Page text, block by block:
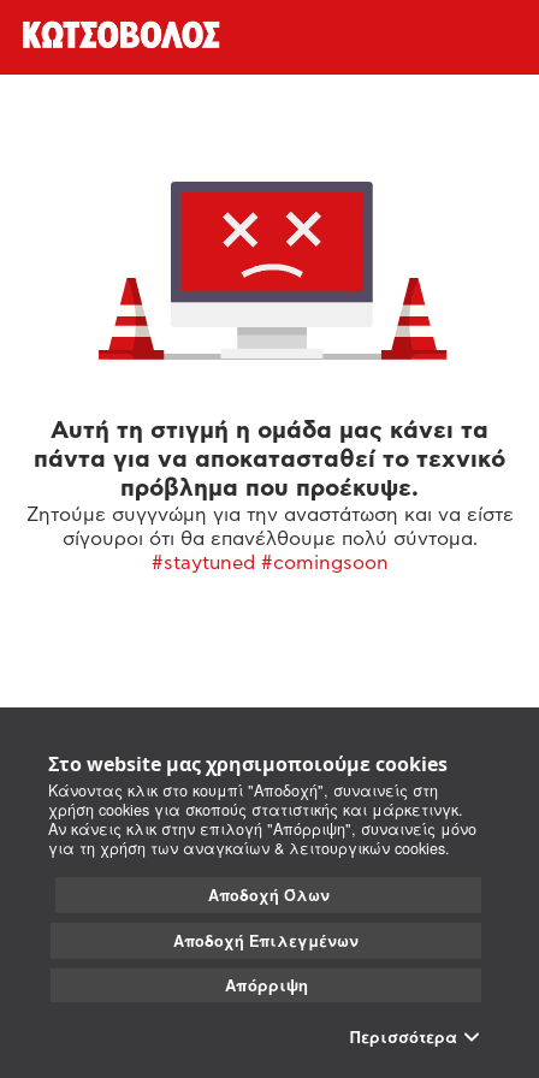
Στο website μας χρησιμοποιούμε cookies
Κάνοντας κλικ στο κουμπί "Αποδοχή", συναινείς στη
χρήση cookies για σκοπούς στατιστικής και μάρκετινγκ.
Αν κάνεις κλικ στην επιλογή "Απόρριψη", συναινείς μόνο
για τη χρήση των αναγκαίων & λειτουργικών cookies.
Αποδοχή Όλων
Αποδοχή Επιλεγμένων
Απόρριψη
Περισσότερα
Αυτή τη στιγμή η ομάδα μας κάνει τα
πάντα για να αποκατασταθεί το τεχνικό
πρόβλημα που προέκυψε.
Ζητούμε συγγνώμη για την αναστάτωση και να είστε
σίγουροι ότι θα επανέλθουμε πολύ σύντομα.
#staytuned #comingsoon